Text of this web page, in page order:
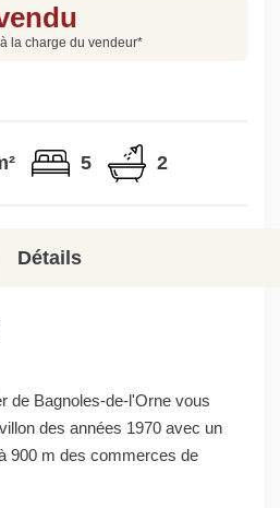
en ligne.
la charge du vendeur*
5 2
Détails
de Bagnoles-de-l'Orne vous
des années 1970 avec un
900 m des commerces de